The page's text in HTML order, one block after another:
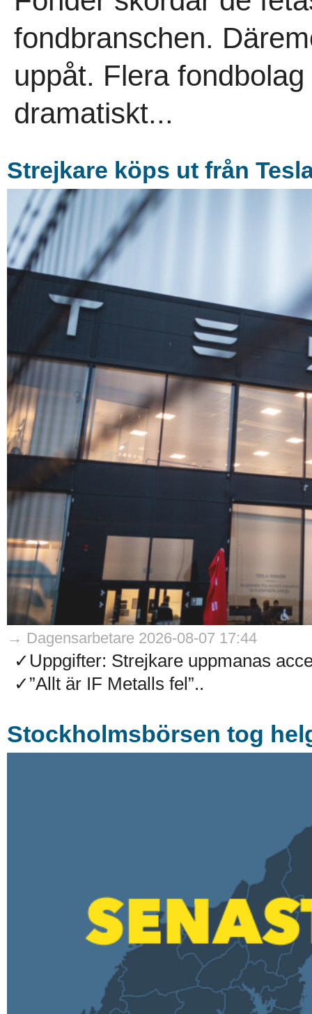
fondbranschen.
uppåt. Flera
dramatiskt...
Strejkare köps ut från
→ Dagensarbetare 2026-08-07 17:44
✓Uppgifter: Strejkare uppmanas
✓”Allt är IF Metalls fel”..
Stockholmsbörsen tog